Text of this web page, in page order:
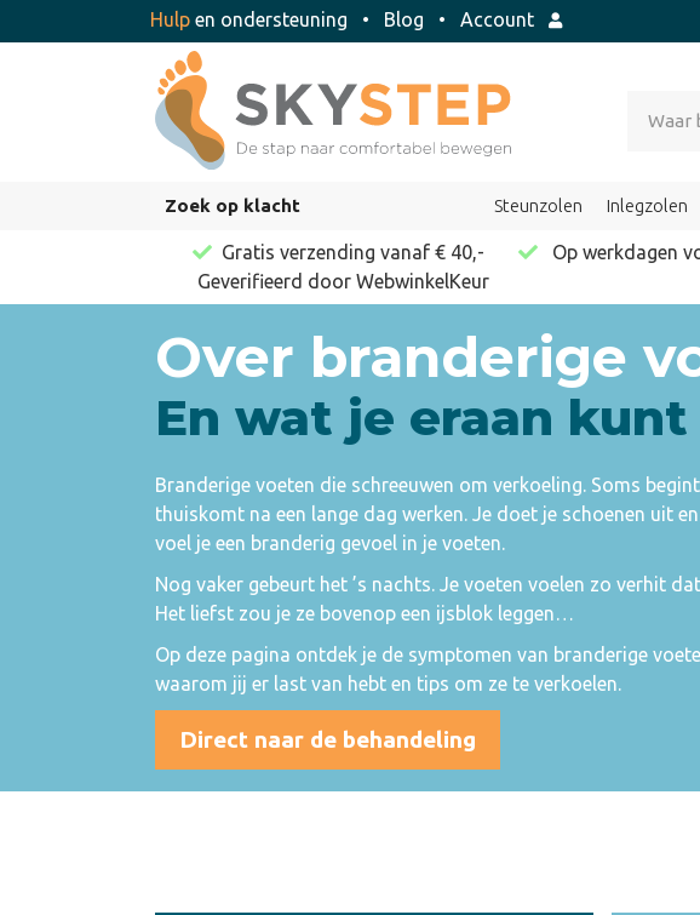
Hulp en ondersteuning • Blog •Account
Zoek op klacht Steunzolen Inlegzolen
Gratis verzending vanaf € 40,- Op werkdagen
Geverifieerd door WebwinkelKeur
Over branderige
En wat je eraan
Branderige voeten die schreeuwen om verkoeling. Soms
thuiskomt na een lange dag werken. Je doet je schoenen uit
voel je een branderig gevoel in je voeten.
Nog vaker gebeurt het ’s nachts. Je voeten voelen zo verhit
Het liefst zou je ze bovenop een ijsblok leggen…
Op deze pagina ontdek je de symptomen van branderige
waarom jij er last van hebt en tips om ze te verkoelen.
Direct naar de behandeling